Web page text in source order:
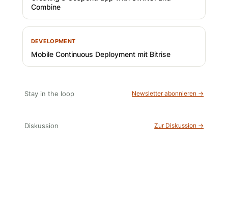
Combine
DEVELOPMENT
Mobile Continuous Deployment mit Bitrise
Stay in the loop Newsletter abonnieren →
Diskussion Zur Diskussion →